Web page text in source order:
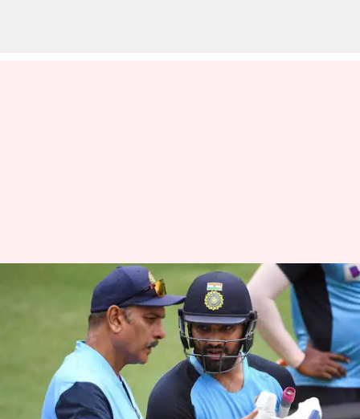
ब्रिसबेन टेस्ट: दोनों टीमें शेड्यूल के
हिसाब से खेलने को तैयार हैं- क्रिकेट
ऑस्ट्रेलिया
Neeraj Pandey Jan 04, 2021 03:27 pm
क्या है खबर?